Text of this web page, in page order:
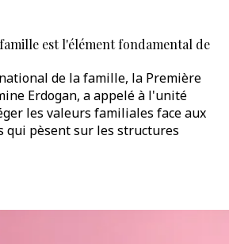
est l'élément fondamental de
de la famille, la Première
Erdogan, a appelé à l'unité
les valeurs familiales face aux
qui pèsent sur les structures